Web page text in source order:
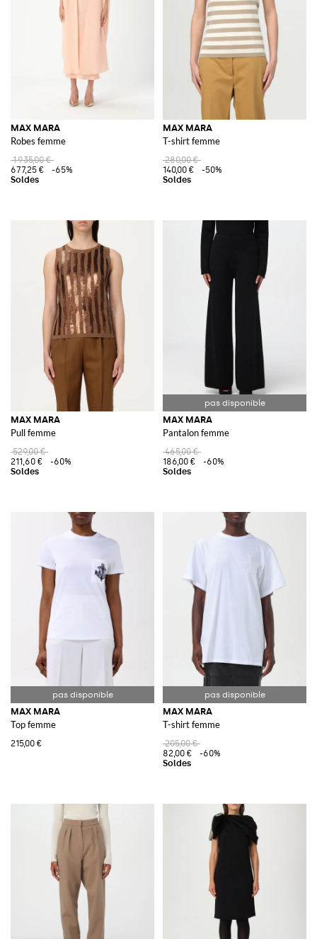
MAX MARA
Robes femme
1 935,00 €
677,25 €
-65%
MAX MARA
T-shirt femme
280,00 €
140,00 €
-50%
MAX MARA
Pull femme
529,00 €
211,60 €
-60%
MAX MARA
Pantalon femme
465,00 €
186,00 €
-60%
MAX MARA
Top femme
215,00 €
MAX MARA
T-shirt femme
205,00 €
82,00 €
-60%